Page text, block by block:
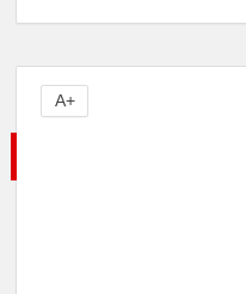
A+